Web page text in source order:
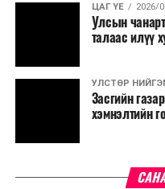
ЦАГ ҮЕ 2026/
Улсын
талаас илүү
УЛСТӨР
Засгийн
хэмнэлтийн